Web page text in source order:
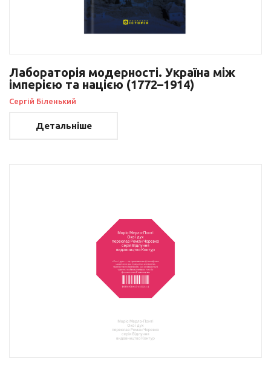
Лабораторія модерності. Україна між
імперією та нацією (1772–1914)
Сергій Біленький
Детальніше